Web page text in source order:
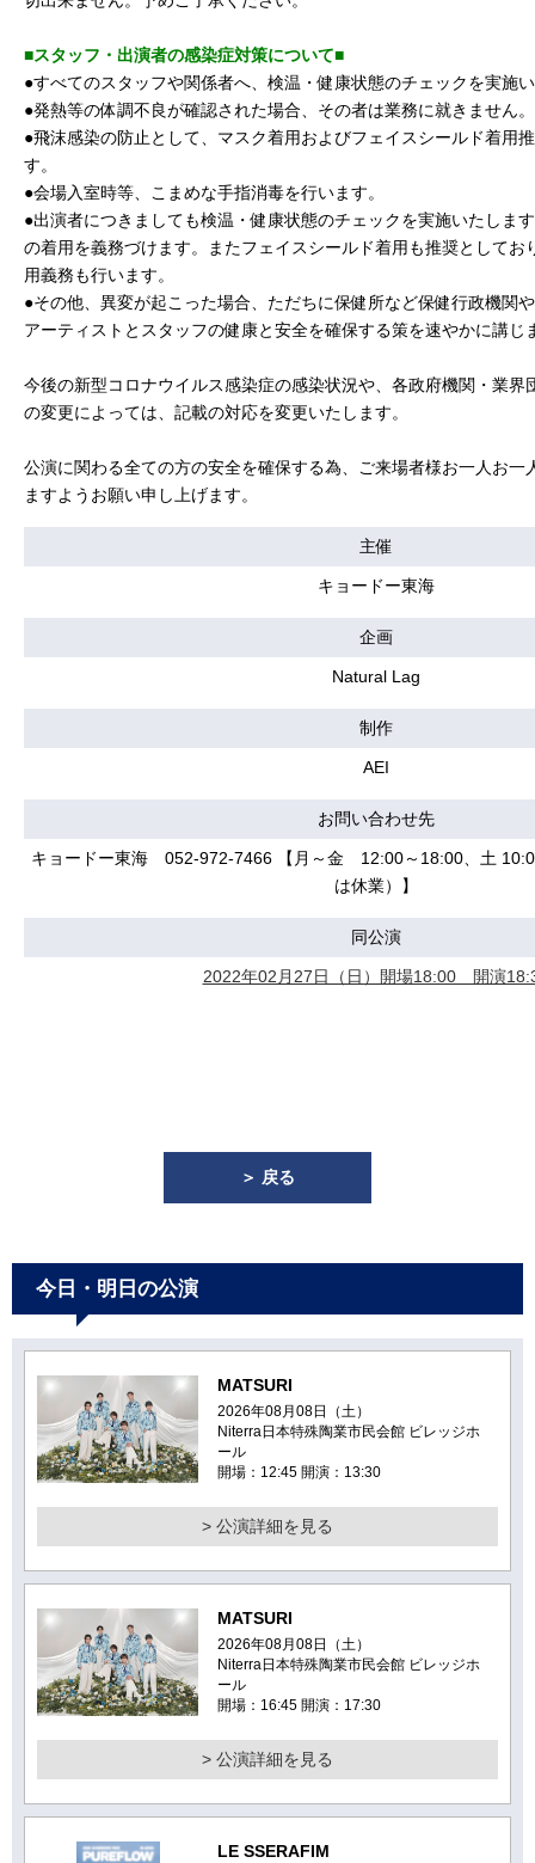
■スタッフ・出演者の感染症対策について■
●すべてのスタッフや関係者へ、検温・健康状態のチェックを実施
●発熱等の体調不良が確認された場合、その者は業務に就きません。
●飛沫感染の防止として、マスク着用およびフェイスシールド着用
す。
●会場入室時等、こまめな手指消毒を行います。
●出演者につきましても検温・健康状態のチェックを実施いたしま
の着用を義務づけます。またフェイスシールド着用も推奨としてお
用義務も行います。
●その他、異変が起こった場合、ただちに保健所など保健行政機関
アーティストとスタッフの健康と安全を確保する策を速やかに講じ
今後の新型コロナウイルス感染症の感染状況や、各政府機関・業界
の変更によっては、記載の対応を変更いたします。
公演に関わる全ての方の安全を確保する為、ご来場者様お一人お一
ますようお願い申し上げます。
主催
キョードー東海
企画
Natural Lag
制作
AEI
お問い合わせ先
キョードー東海 052-972-7466 【月～金 12:00～18:00、土
は休業）】
同公演
2022年02月27日（日）開場18:00 開演
＞ 戻る
今日・明日の公演
MATSURI
2026年08月08日（土）
Niterra日本特殊陶業市民会館 ビレッジホ
ール
開場：12:45 開演：13:30
> 公演詳細を見る
MATSURI
2026年08月08日（土）
Niterra日本特殊陶業市民会館 ビレッジホ
ール
開場：16:45 開演：17:30
> 公演詳細を見る
LE SSERAFIM